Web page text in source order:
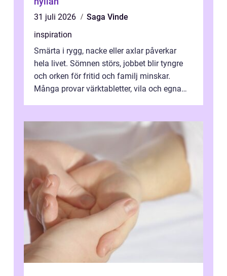
31 juli 2026
Saga Vinde
inspiration
Smärta i rygg, nacke eller axlar påverkar
hela livet. Sömnen störs, jobbet blir tyngre
och orken för fritid och familj minskar.
Många provar värktabletter, vila och egna